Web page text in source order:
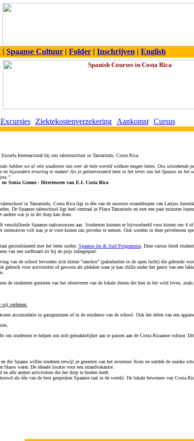
| Spaanse Cultuur | Folder | Inschrijven | English
Ziektekostenverzekering Aankomst Cursus
Escuela Internacional bij ons taleninstituut in Tamarindo, Costa Rica.
hebben we al vele studenten van over de hele wereld welkom mogen heten. Ons
en bijzondere ervaring te maken! Als je geïnteresseerd bent in het leren van het Spaans en het
Sonia Gomez - Directeuren van E.I. Costa Rica
in Tamarindo, Costa Rica ligt in één van de mooiste stranddorpen van Latijns
De Spaanse talenschool ligt heel centraal in Playa Tamarindo en met een paar minuten
andere wat je in dit dorp kan doen.
verschillende Spaanse taalcursussen aan. Studenten kunnen er bijvoorbeeld voor kiezen om 4 of
intensiever wilt kan je er voor kiezen om priveles te nemen. Ook worden in deze privelessen
gecombineerd met het leren surfen. Spaanse les & Surf Programma. Deze cursus biedt
van een surfboard zit bij de prijs inbegrepen!
van de school bevinden zich kleine "ranchos" (palmhutten in de open lucht) die gebruikt
gebruik voor activiteiten of gewoon als plekken waar je kan chille onder het genot van een
de studenten genieten van het observeren van de lokale dieren die hier in het wild leven, zoals
wij verlenen:
accomodatiein gastgezinnen of in de residence van de school. Ook het delen van een
studenten te helpen om zich gemakkelijker aan te passen aan de Costa Ricaanse cultuur.
die Spaans willen studeren terwijl ze genieten van het avontuur. Kom en ontdek de unieke
blauw water. De ideaale locatie voor een strandvakantie.
alle andere activiteiten die het dorp te bieden heeft.
als één van de best gesproken Spaanse taal in de wereld. De lokale bewoners van Costa